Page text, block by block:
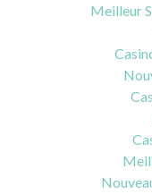
Meilleur